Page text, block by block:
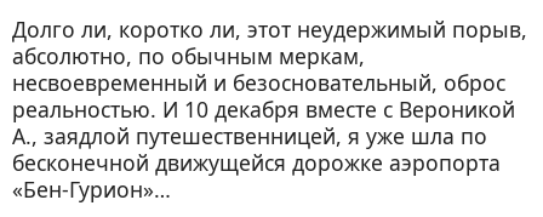
Долго ли, коротко ли, этот неудержимый порыв,
абсолютно, по обычным меркам,
несвоевременный и безосновательный, оброс
реальностью. И 10 декабря вместе с Вероникой
А., заядлой путешественницей, я уже шла по
бесконечной движущейся дорожке аэропорта
«Бен-Гурион»…